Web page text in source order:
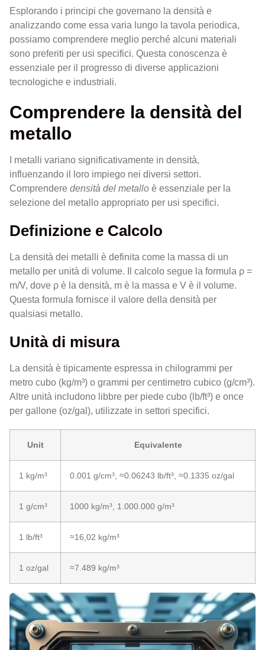
Esplorando i principi che governano la densità e
analizzando come essa varia lungo la tavola periodica,
possiamo comprendere meglio perché alcuni materiali
sono preferiti per usi specifici. Questa conoscenza è
essenziale per il progresso di diverse applicazioni
tecnologiche e industriali.
Comprendere la densità del
metallo
I metalli variano significativamente in densità,
influenzando il loro impiego nei diversi settori.
Comprendere densità del metallo è essenziale per la
selezione del metallo appropriato per usi specifici.
Definizione e Calcolo
La densità dei metalli è definita come la massa di un
metallo per unità di volume. Il calcolo segue la formula ρ =
m/V, dove ρ è la densità, m è la massa e V è il volume.
Questa formula fornisce il valore della densità per
qualsiasi metallo.
Unità di misura
La densità è tipicamente espressa in chilogrammi per
metro cubo (kg/m³) o grammi per centimetro cubico (g/cm³).
Altre unità includono libbre per piede cubo (lb/ft³) e once
per gallone (oz/gal), utilizzate in settori specifici.
Unit Equivalente
1 kg/m³ 0.001 g/cm³, ≈0.06243 lb/ft³, ≈0.1335 oz/gal
1 g/cm³ 1000 kg/m³, 1.000.000 g/m³
1 lb/ft³ ≈16,02 kg/m³
1 oz/gal ≈7.489 kg/m³